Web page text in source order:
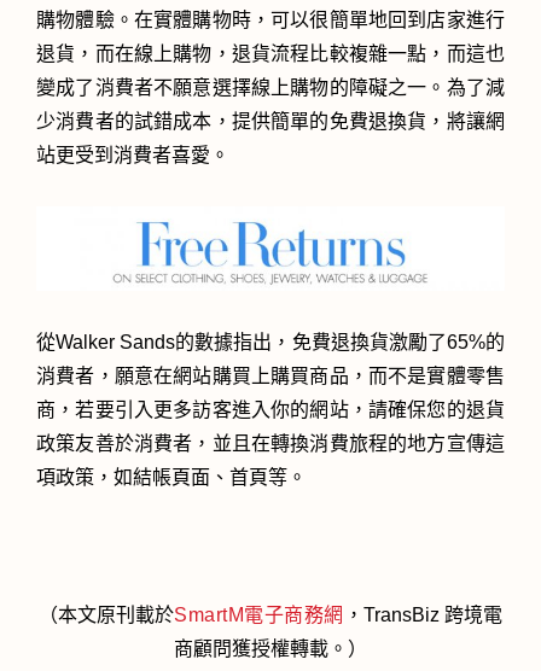
購物體驗。在實體購物時，可以很簡單地回到店家進行
退貨，而在線上購物，退貨流程比較複雜一點，而這也
變成了消費者不願意選擇線上購物的障礙之一。為了減
少消費者的試錯成本，提供簡單的免費退換貨，將讓網
站更受到消費者喜愛。
從Walker Sands的數據指出，免費退換貨激勵了65%的
消費者，願意在網站購買上購買商品，而不是實體零售
商，若要引入更多訪客進入你的網站，請確保您的退貨
政策友善於消費者，並且在轉換消費旅程的地方宣傳這
項政策，如結帳頁面、首頁等。
（本文原刊載於SmartM電子商務網 ，TransBiz 跨境電
商顧問獲授權轉載。）